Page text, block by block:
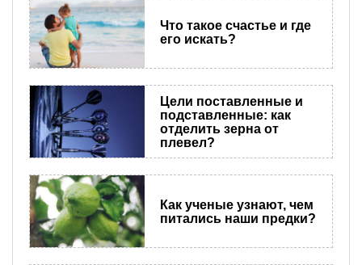
Что такое счастье и где
его искать?
Цели поставленные и
подставленные: как
отделить зерна от
плевел?
Как ученые узнают, чем
питались наши предки?